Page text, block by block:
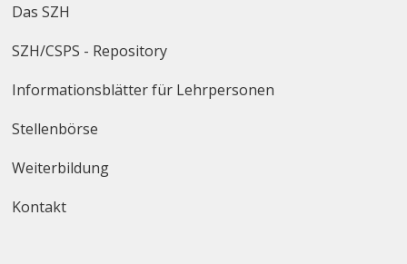
Das SZH
SZH/CSPS - Repository
Informationsblätter für Lehrpersonen
Stellenbörse
Weiterbildung
Kontakt